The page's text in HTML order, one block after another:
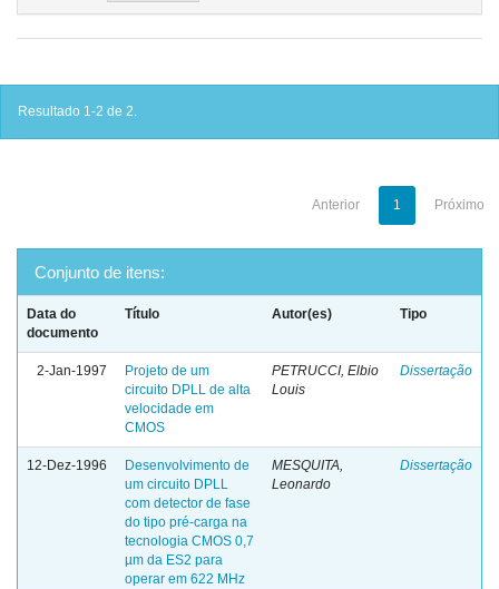
Resultado 1-2 de 2.
Anterior 1 Próximo
Conjunto de itens:
Data do
documento
Título Autor(es) Tipo
2-Jan-1997
Projeto de um
circuito DPLL de alta
velocidade em
CMOS
PETRUCCI, Elbio
Louis
Dissertação
12-Dez-1996
Desenvolvimento de
um circuito DPLL
com detector de fase
do tipo pré-carga na
tecnologia CMOS 0,7
µm da ES2 para
operar em 622 MHz
MESQUITA,
Leonardo
Dissertação